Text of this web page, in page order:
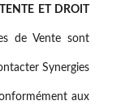
ET DROIT
de Vente sont
​Synergies
aux